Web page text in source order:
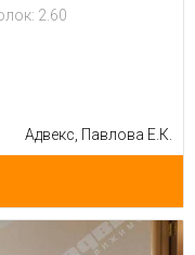
2.60
Адвекс, Павлова Е.К.